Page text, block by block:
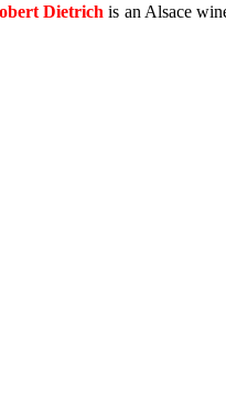
Dietrich is an Alsace